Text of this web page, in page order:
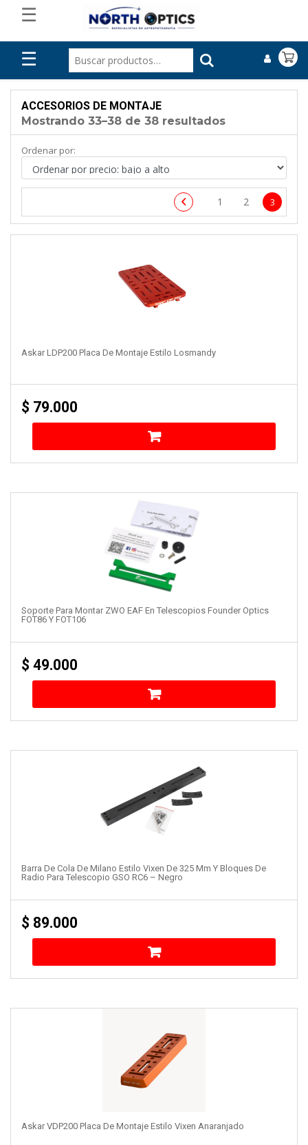
☰
☰
ACCESORIOS DE MONTAJE
Mostrando 33–38 de 38 resultados
Ordenar por:
1 2 3
Askar LDP200 Placa De Montaje Estilo Losmandy
$ 79.000
Soporte Para Montar ZWO EAF En Telescopios Founder Optics
FOT86 Y FOT106
$ 49.000
Barra De Cola De Milano Estilo Vixen De 325 Mm Y Bloques De
Radio Para Telescopio GSO RC6 – Negro
$ 89.000
Askar VDP200 Placa De Montaje Estilo Vixen Anaranjado